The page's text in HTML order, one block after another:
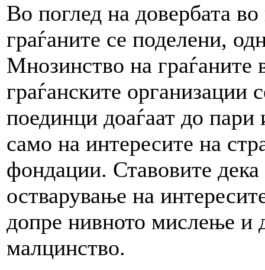
Во поглед на довербата
граѓаните се поделени,
Мнозинство на граѓаните
граѓанските организации
поединци доаѓаат до
само на интересите на
фондации. Ставовите дека
остварување на
допре нивното мислење и
малцинство.